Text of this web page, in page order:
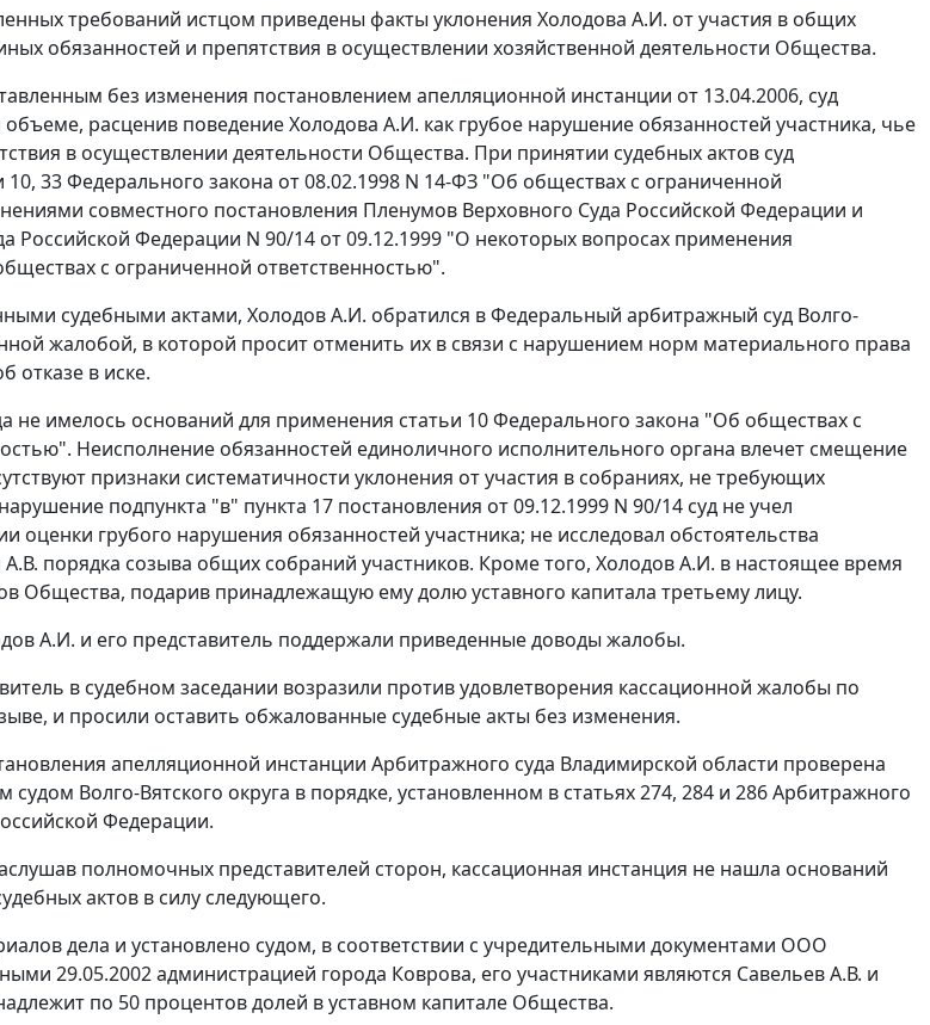
требований истцом приведены факты уклонения Холодова А.И. от участия в общих
обязанностей и препятствия в осуществлении хозяйственной деятельности Общества.
без изменения постановлением апелляционной инстанции от 13.04.2006, суд
расценив поведение Холодова А.И. как грубое нарушение обязанностей участника, чье
в осуществлении деятельности Общества. При принятии судебных актов суд
10, 33 Федерального закона от 08.02.1998 N 14-ФЗ "Об обществах с ограниченной
совместного постановления Пленумов Верховного Суда Российской Федерации и
Российской Федерации N 90/14 от 09.12.1999 "О некоторых вопросах применения
с ограниченной ответственностью".
судебными актами, Холодов А.И. обратился в Федеральный арбитражный суд Волго-
жалобой, в которой просит отменить их в связи с нарушением норм материального права
отказе в иске.
не имелось оснований для применения статьи 10 Федерального закона "Об обществах с
Неисполнение обязанностей единоличного исполнительного органа влечет смещение
признаки систематичности уклонения от участия в собраниях, не требующих
подпункта "в" пункта 17 постановления от 09.12.1999 N 90/14 суд не учел
оценки грубого нарушения обязанностей участника; не исследовал обстоятельства
порядка созыва общих собраний участников. Кроме того, Холодов А.И. в настоящее время
Общества, подарив принадлежащую ему долю уставного капитала третьему лицу.
А.И. и его представитель поддержали приведенные доводы жалобы.
в судебном заседании возразили против удовлетворения кассационной жалобы по
и просили оставить обжалованные судебные акты без изменения.
апелляционной инстанции Арбитражного суда Владимирской области проверена
Волго-Вятского округа в порядке, установленном в статьях 274, 284 и 286 Арбитражного
Федерации.
полномочных представителей сторон, кассационная инстанция не нашла оснований
актов в силу следующего.
дела и установлено судом, в соответствии с учредительными документами ООО
29.05.2002 администрацией города Коврова, его участниками являются Савельев А.В. и
по 50 процентов долей в уставном капитале Общества.